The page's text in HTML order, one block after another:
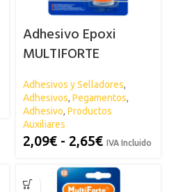
Adhesivo Epoxi
MULTIFORTE
Adhesivos y Selladores,
Adhesivos, Pegamentos,
Adhesivo, Productos
Auxiliares
2,09€ - 2,65€ IVA Incluido